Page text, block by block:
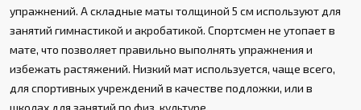
упражнений. А складные маты толщиной 5 см используют для
занятий гимнастикой и акробатикой. Спортсмен не утопает в
мате, что позволяет правильно выполнять упражнения и
избежать растяжений. Низкий мат используется, чаще всего,
для спортивных учреждений в качестве подложки, или в
школах для занятий по физ. культуре.